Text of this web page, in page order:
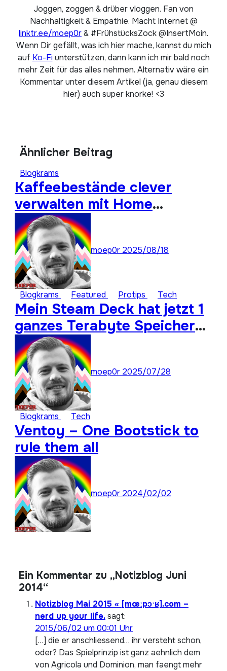
Joggen, zoggen & drüber vloggen. Fan von
Nachhaltigkeit & Empathie. Macht Internet @
linktr.ee/moep0r& #FrühstücksZock @InsertMoin.
Wenn Dir gefällt, was ich hier mache, kannst du mich
auf Ko-Fiunterstützen, dann kann ich mir bald noch
mehr Zeit für das alles nehmen. Alternativ wäre ein
Kommentar unter diesem Artikel (ja, genau diesem
hier) auch super knorke! <3
Ähnlicher Beitrag
Blogkrams
Kaffeebestände clever
verwalten mit Home
Assistant
moep0r 2025/08/18
Blogkrams Featured Protips Tech
Mein Steam Deck hat jetzt 1
ganzes Terabyte Speicher
für ungespielte Titel
moep0r 2025/07/28
Blogkrams Tech
Ventoy – One Bootstick to
rule them all
moep0r 2024/02/02
Ein Kommentar zu „Notizblog Juni
2014“
Notizblog Mai 2015 « [mœːpɔˑʁ].com –
nerd up your life.sagt:
2015/06/02 um 00:01 Uhr
[…] die er anschliessend… ihr versteht schon,
oder? Das Spielprinzip ist ganz aehnlich dem
von Agricola und Dominion, man faengt mehr